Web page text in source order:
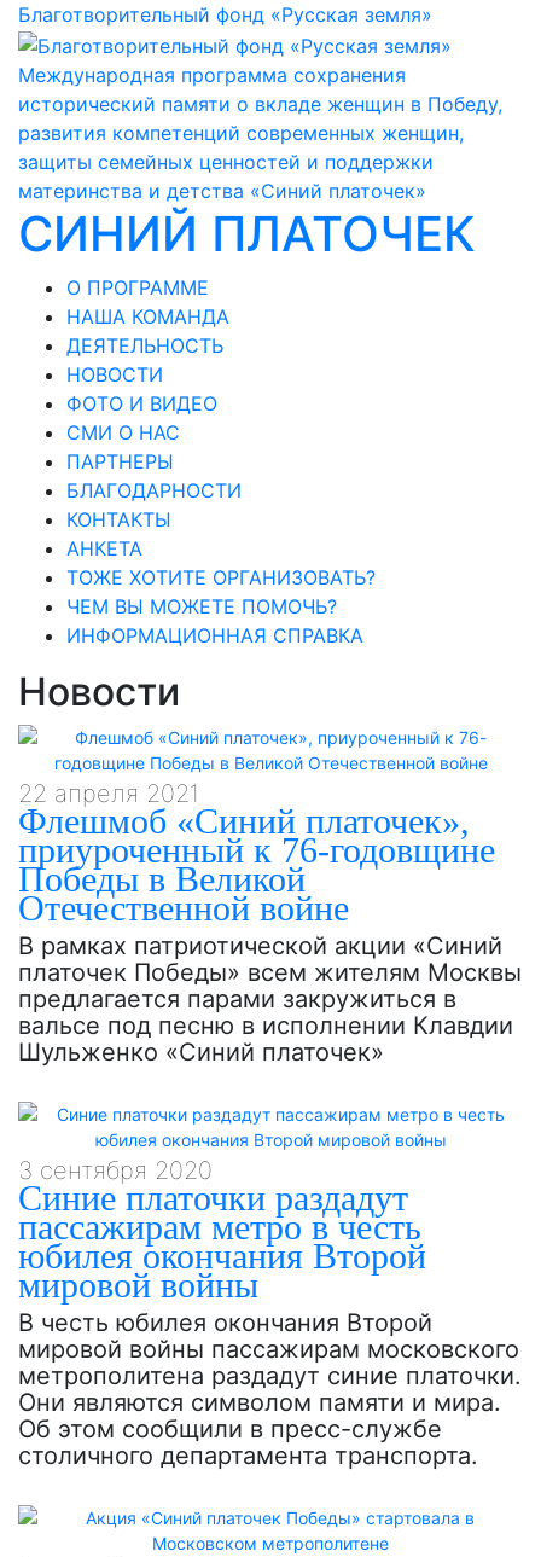
Благотворительный фонд «Русская земля»
Международная программа сохранения
исторический памяти о вкладе женщин в Победу,
развития компетенций современных женщин,
защиты семейных ценностей и поддержки
материнства и детства «Синий платочек»
СИНИЙ ПЛАТОЧЕК
О ПРОГРАММЕ
НАША КОМАНДА
ДЕЯТЕЛЬНОСТЬ
НОВОСТИ
ФОТО И ВИДЕО
СМИ О НАС
ПАРТНЕРЫ
БЛАГОДАРНОСТИ
КОНТАКТЫ
АНКЕТА
ТОЖЕ ХОТИТЕ ОРГАНИЗОВАТЬ?
ЧЕМ ВЫ МОЖЕТЕ ПОМОЧЬ?
ИНФОРМАЦИОННАЯ СПРАВКА
Новости
22 апреля 2021
Флешмоб «Синий платочек»,
приуроченный к 76-годовщине
Победы в Великой
Отечественной войне
В рамках патриотической акции «Синий
платочек Победы» всем жителям Москвы
предлагается парами закружиться в
вальсе под песню в исполнении Клавдии
Шульженко «Синий платочек»
3 сентября 2020
Синие платочки раздадут
пассажирам метро в честь
юбилея окончания Второй
мировой войны
В честь юбилея окончания Второй
мировой войны пассажирам московского
метрополитена раздадут синие платочки.
Они являются символом памяти и мира.
Об этом сообщили в пресс-службе
столичного департамента транспорта.